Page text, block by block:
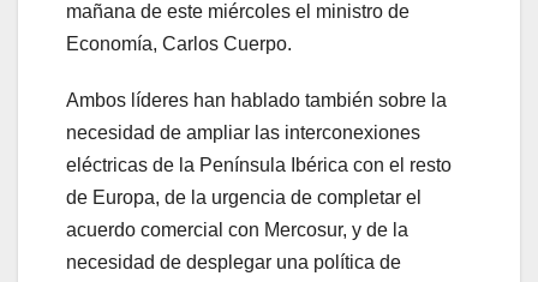
mañana de este miércoles el ministro de
Economía, Carlos Cuerpo.
Ambos líderes han hablado también sobre la
necesidad de ampliar las interconexiones
eléctricas de la Península Ibérica con el resto
de Europa, de la urgencia de completar el
acuerdo comercial con Mercosur, y de la
necesidad de desplegar una política de